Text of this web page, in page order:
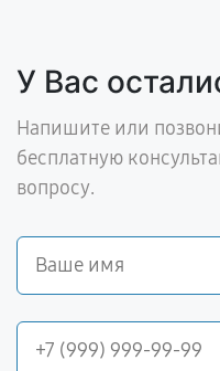
У Вас
Напишите или
бесплатную
вопросу.